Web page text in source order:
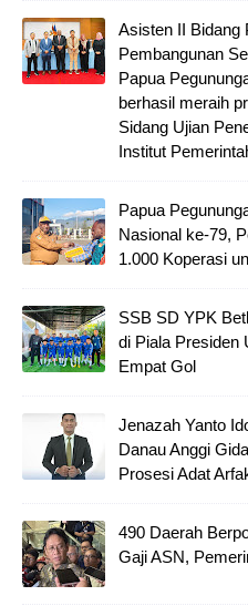
Asisten II Bidang
Pembangunan
Papua
berhasil meraih
Sidang Ujian
Institut
Papua
Nasional ke-79,
1.000 Koperasi
SSB SD YPK
di Piala Presiden
Empat Gol
Jenazah Yanto
Danau Anggi
Prosesi Adat
490 Daerah
Gaji ASN,